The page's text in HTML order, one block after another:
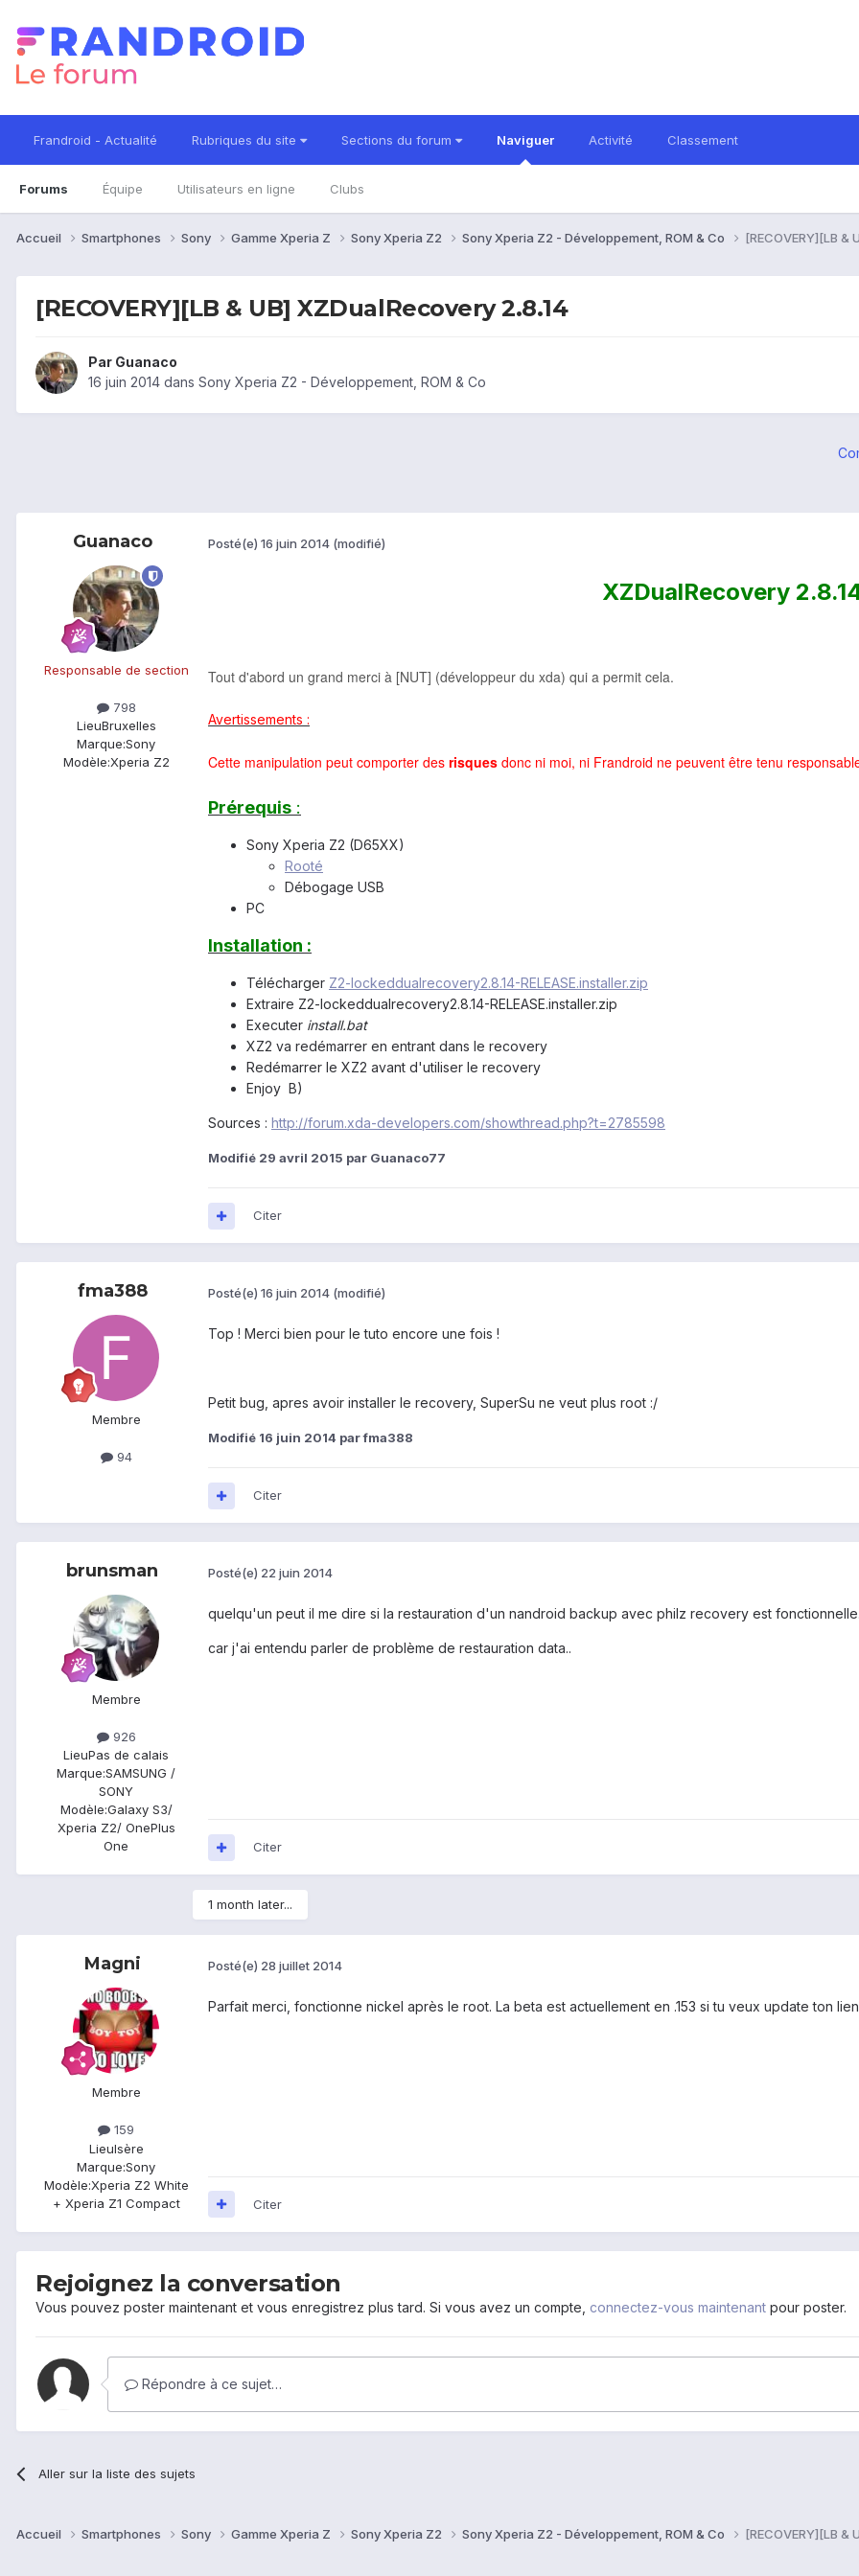
Frandroid - Actualité Rubriques du site Sections du forum Naviguer
Forums Équipe Utilisateurs en ligne Clubs
Activité Classement
Accueil Smartphones Sony Gamme Xperia Z Sony Xperia Z2 Sony Xperia Z2 - Développement, ROM & Co [RECOVERY][LB &
[RECOVERY][LB & UB] XZDualRecovery 2.8.14
Par Guanaco
16 juin 2014 dans Sony Xperia Z2 - Développement, ROM & Co
Guanaco
Responsable de section
798
LieuBruxelles
Marque:Sony
Modèle:Xperia Z2
Posté(e) 16 juin 2014 (modifié)
XZDualRecovery
Tout d'abord un grand merci à [NUT] (développeur du xda) qui a permit cela.
Avertissements :
Cette manipulation peut comporter des risques donc ni moi, ni Frandroid ne peuvent être tenu
Prérequis :
Sony Xperia Z2 (D65XX)
Rooté
Débogage USB
PC
Installation :
Télécharger Z2-lockeddualrecovery2.8.14-RELEASE.installer.zip
Extraire Z2-lockeddualrecovery2.8.14-RELEASE.installer.zip
Executer install.bat
XZ2 va redémarrer en entrant dans le recovery
Redémarrer le XZ2 avant d'utiliser le recovery
Enjoy B)
Sources : http://forum.xda-developers.com/showthread.php?t=2785598
Modifié 29 avril 2015 par Guanaco77
Citer
fma388
Membre
94
Posté(e) 16 juin 2014 (modifié)
Top ! Merci bien pour le tuto encore une fois !
Petit bug, apres avoir installer le recovery, SuperSu ne veut plus root :/
Modifié 16 juin 2014 par fma388
Citer
brunsman
Membre
926
LieuPas de calais
Marque:SAMSUNG /
SONY
Modèle:Galaxy S3/
Xperia Z2/ OnePlus
One
Posté(e) 22 juin 2014
quelqu'un peut il me dire si la restauration d'un nandroid backup avec philz recovery est
car j'ai entendu parler de problème de restauration data..
Citer
1 month later...
Magni
Membre
159
LieuIsère
Marque:Sony
Modèle:Xperia Z2 White
+ Xperia Z1 Compact
Posté(e) 28 juillet 2014
Parfait merci, fonctionne nickel après le root. La beta est actuellement en .153 si tu veux update ton
Citer
Rejoignez la conversation
Vous pouvez poster maintenant et vous enregistrez plus tard. Si vous avez un compte, connectez-vous maintenant pour poster.
Répondre à ce sujet…
Aller sur la liste des sujets
Accueil Smartphones Sony Gamme Xperia Z Sony Xperia Z2 Sony Xperia Z2 - Développement, ROM & Co [RECOVERY][LB &